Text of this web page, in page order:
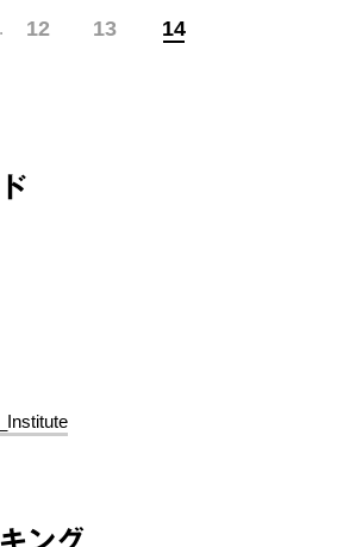
12 13 14
ング